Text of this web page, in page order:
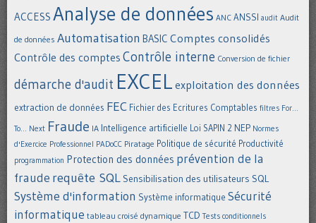
ACCESS Analyse de données ANC ANSSI audit Audit
de données Automatisation BASIC Comptes consolidés
Contrôle des comptes Contrôle interne Conversion de fichier
démarche d'audit EXCEL exploitation des données
extraction de données FEC Fichier des Ecritures Comptables filtres For...
To... Next Fraude IA Intelligence artificielle Loi SAPIN 2 NEP Normes
d'Exercice Professionnel PADoCC Piratage Politique de sécurité Productivité
programmation Protection des données prévention de la
fraude requête SQL Sensibilisation des utilisateurs SQL
Système d'information Système informatique Sécurité
informatique tableau croisé dynamique TCD Tests conditionnels